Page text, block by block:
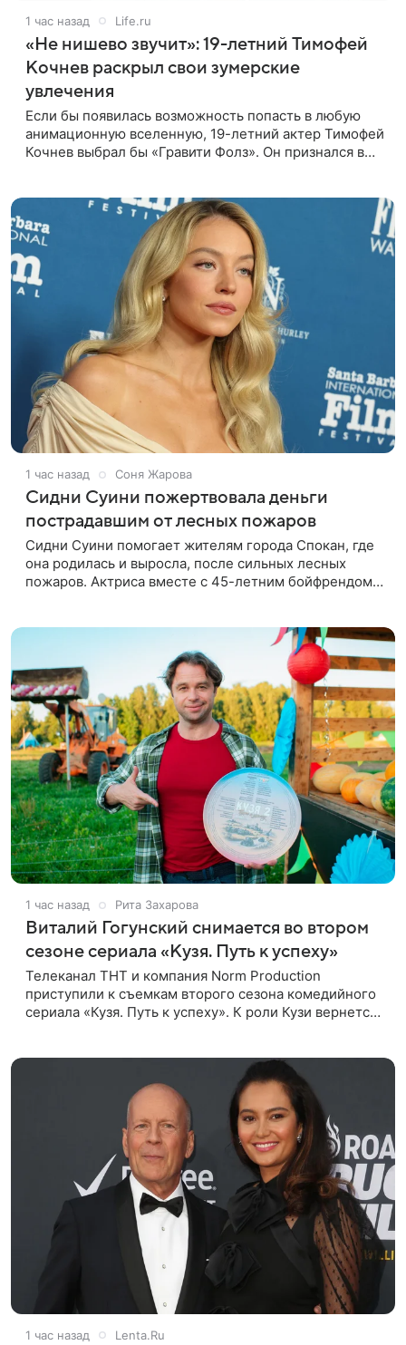
1 час назад Life.ru
«Не нишево звучит»: 19-летний Тимофей
Кочнев раскрыл свои зумерские
увлечения
Если бы появилась возможность попасть в любую
анимационную вселенную, 19-летний актер Тимофей
Кочнев выбрал бы «Гравити Фолз». Он признался в
1 час назад Соня Жарова
Сидни Суини пожертвовала деньги
пострадавшим от лесных пожаров
Сидни Суини помогает жителям города Спокан, где
она родилась и выросла, после сильных лесных
пожаров. Актриса вместе с 45-летним бойфрендом
1 час назад Рита Захарова
Виталий Гогунский снимается во втором
сезоне сериала «Кузя. Путь к успеху»
Телеканал ТНТ и компания Norm Production
приступили к съемкам второго сезона комедийного
сериала «Кузя. Путь к успеху». К роли Кузи вернется
1 час назад Lenta.Ru